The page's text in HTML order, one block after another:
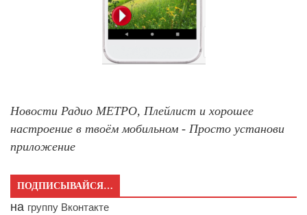
Новости Радио МЕТРО, Плейлист и хорошее
настроение в твоём мобильном - Просто установи
приложение
ПОДПИСЫВАЙСЯ…
на группу Вконтакте